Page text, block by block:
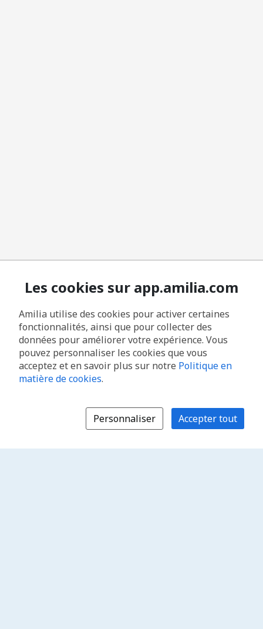
Les cookies sur app.amilia.com
Amilia utilise des cookies pour activer certaines
fonctionnalités, ainsi que pour collecter des
données pour améliorer votre expérience. Vous
pouvez personnaliser les cookies que vous
acceptez et en savoir plus sur notre Politique en
matière de cookies.
Personnaliser Accepter tout